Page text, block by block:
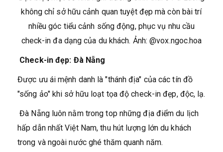
không chỉ sở hữu cảnh quan tuyệt đẹp mà còn bài trí
nhiều góc tiểu cảnh sống động, phục vụ nhu cầu
check-in đa dạng của du khách. Ảnh: @vox.ngoc.hoa
Check-in đẹp: Đà Nẵng
Được ưu ái mệnh danh là "thánh địa" của các tín đồ
"sống ảo" khi sở hữu loạt tọa độ check-in đẹp, độc, lạ.
Đà Nẵng luôn nằm trong top những địa điểm du lịch
hấp dẫn nhất Việt Nam, thu hút lượng lớn du khách
trong và ngoài nước ghé thăm quanh năm.